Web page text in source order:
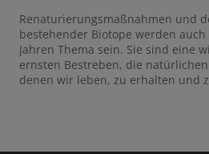
Renaturierungsmaßnahmen und
bestehender Biotope werden
Jahren Thema sein. Sie sind eine
ernsten Bestreben, die
denen wir leben, zu erhalten und